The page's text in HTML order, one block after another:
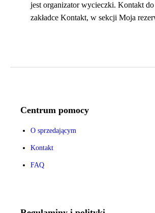
jest organizator wycieczki. Kontakt
zakładce Kontakt, w sekcji Moja
Centrum pomocy
O sprzedającym
Kontakt
FAQ